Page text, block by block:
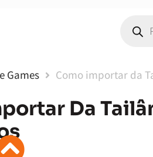
Games Como importar da
Da